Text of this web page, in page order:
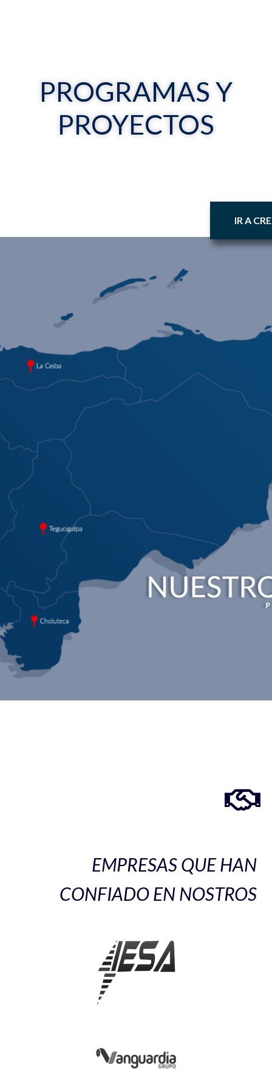
IR A
PROGRAMAS Y
PROYECTOS
EMPRESAS QUE HAN
CONFIADO EN NOSTROS